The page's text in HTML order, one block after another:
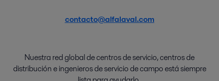
contacto@alfalaval.com
Nuestra red global decentros deservicio,centros de
distribucióneingenieros de servicio de campoestásiempre